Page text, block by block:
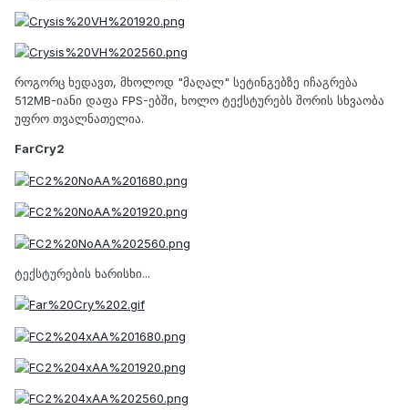
როგორც ხედავთ, მხოლოდ "მაღალ" სეტინგებზე იჩაგრება
512MB-იანი დაფა FPS-ებში, ხოლო ტექსტურებს შორის სხვაობა
უფრო თვალნათელია.
FarCry2
ტექსტურების ხარისხი...